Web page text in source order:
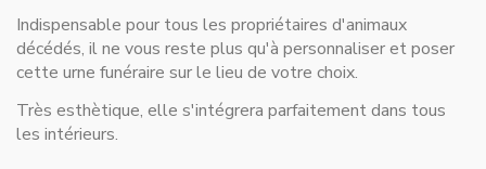
Indispensable pour tous les propriétaires d'animaux
décédés, il ne vous reste plus qu'à personnaliser et poser
cette urne funéraire sur le lieu de votre choix.
Très esthètique, elle s'intégrera parfaitement dans tous
les intérieurs.